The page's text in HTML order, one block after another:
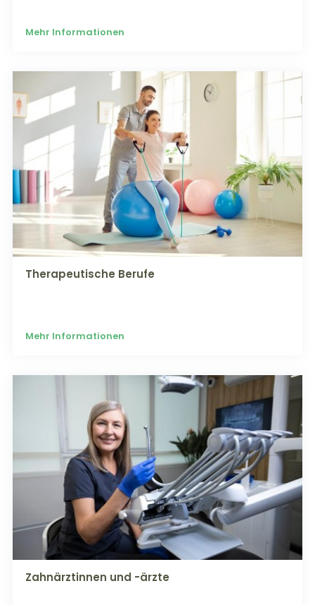
Mehr Informationen
Therapeutische Berufe
Mehr Informationen
Zahnärztinnen und -ärzte